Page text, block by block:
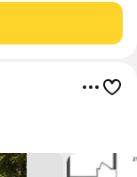
на этаже и дизайн-